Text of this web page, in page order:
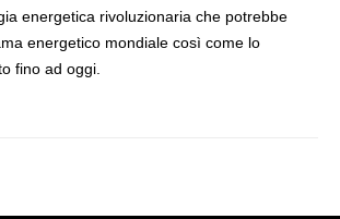
energetica rivoluzionaria che potrebbe
energetico mondiale così come lo
fino ad oggi.